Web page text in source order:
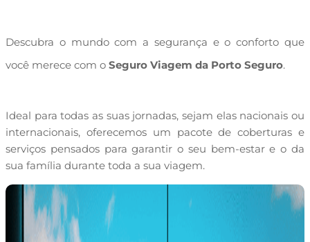
Descubra o mundo com a segurança e o conforto que
você merece com o Seguro Viagem da Porto Seguro.
Ideal para todas as suas jornadas, sejam elas nacionais ou
internacionais, oferecemos um pacote de coberturas e
serviços pensados para garantir o seu bem-estar e o da
sua família durante toda a sua viagem.